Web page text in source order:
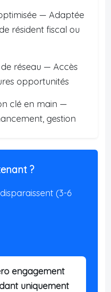
— Adaptée
résident fiscal ou
réseau — Accès
opportunités
clé en main —
gestion
?
(3-6
engagement
uniquement